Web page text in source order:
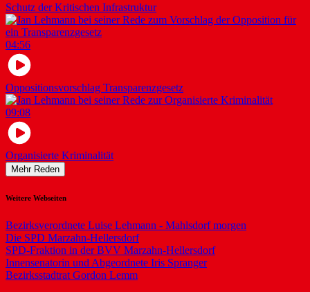
Schutz der Kritischen Infrastruktur
04:56
Oppositionsvorschlag Transparenzgesetz
09:08
Organisierte Kriminalität
Mehr Reden
Weitere Webseiten
Bezirksverordnete Luise Lehmann - Mahlsdorf morgen
Die SPD Marzahn-Hellersdorf
SPD-Fraktion in der BVV Marzahn-Hellersdorf
Innensenatorin und Abgeordnete Iris Spranger
Bezirksstadtrat Gordon Lemm